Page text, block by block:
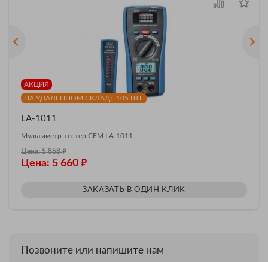
АКЦИЯ
НА УДАЛЁННОМ СКЛАДЕ 105 ШТ.
LA-1011
Мультиметр-тестер CEM LA-1011
Цена: 5 868₽
Цена: 5 660 ₽
ЗАКАЗАТЬ В ОДИН КЛИК
Позвоните или напишите нам